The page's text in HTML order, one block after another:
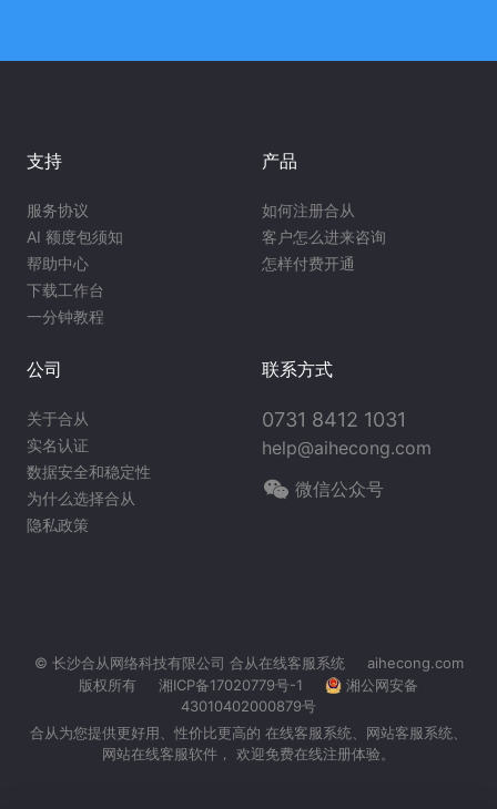
支持
服务协议
AI 额度包须知
帮助中心
下载工作台
一分钟教程
产品
如何注册合从
客户怎么进来咨询
怎样付费开通
公司
关于合从
实名认证
数据安全和稳定性
为什么选择合从
隐私政策
联系方式
0731 8412 1031
help@aihecong.com
微信公众号
© 长沙合从网络科技有限公司 合从在线客服系统
aihecong.com
版权所有
湘ICP备17020779号-1
湘公网安备
43010402000879号
合从为您提供更好用、性价比更高的 在线客服系统、 网站客服系统
网站在线客服软件， 欢迎免费在线注册体验。